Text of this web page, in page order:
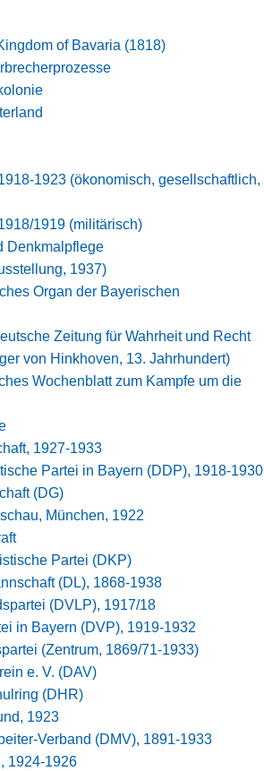
of Bavaria (1818)
1923 (ökonomisch, gesellschaftlich,
1919 (militärisch)
Denkmalpflege
1937)
Organ der Bayerischen
Zeitung für Wahrheit und Recht
von Hinkhoven, 13. Jahrhundert)
Wochenblatt zum Kampfe um die
1927-1933
Partei in Bayern (DDP), 1918-1930
(DG)
München, 1922
Partei (DKP)
(DL), 1868-1938
(DVLP), 1917/18
in Bayern (DVP), 1919-1932
(Zentrum, 1869/71-1933)
e. V. (DAV)
(DHR)
1923
Verband (DMV), 1891-1933
1924-1926